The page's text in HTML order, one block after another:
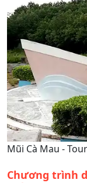
Mũi Cà Mau -
Chương trình